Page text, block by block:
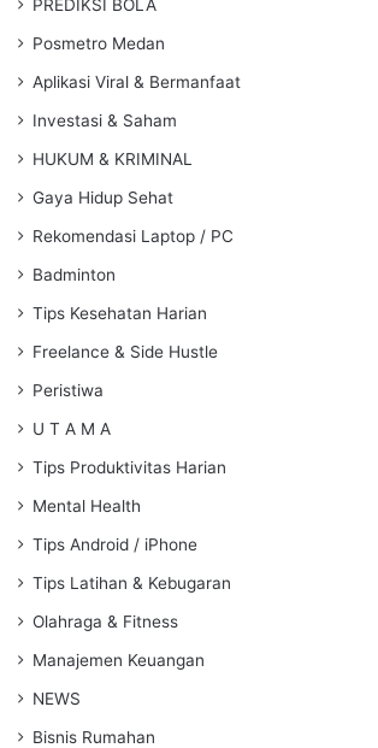
PREDIKSI BOLA
Posmetro Medan
Aplikasi Viral & Bermanfaat
Investasi & Saham
HUKUM & KRIMINAL
Gaya Hidup Sehat
Rekomendasi Laptop / PC
Badminton
Tips Kesehatan Harian
Freelance & Side Hustle
Peristiwa
U T A M A
Tips Produktivitas Harian
Mental Health
Tips Android / iPhone
Tips Latihan & Kebugaran
Olahraga & Fitness
Manajemen Keuangan
NEWS
Bisnis Rumahan